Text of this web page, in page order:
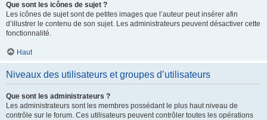
Que sont les icônes de sujet ?
Les icônes de sujet sont de petites images que l’auteur peut insérer afin
d’illustrer le contenu de son sujet. Les administrateurs peuvent désactiver cette
fonctionnalité.
Haut
Niveaux des utilisateurs et groupes d’utilisateurs
Que sont les administrateurs ?
Les administrateurs sont les membres possédant le plus haut niveau de
contrôle sur le forum. Ces utilisateurs peuvent contrôler toutes les opérations